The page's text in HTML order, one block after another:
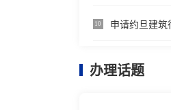
10 申请约旦建筑
办理话题